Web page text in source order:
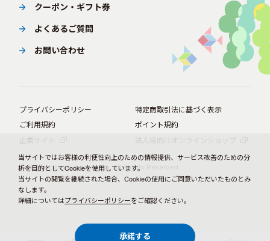
クーポン・ギフト券
よくあるご質問
お問い合わせ
プライバシーポリシー
特定商取引法に基づく表示
ご利用規約
ポイント規約
© BørneLund Corporation. All Rights Reserved.
当サイトではお客様の利便性向上のための情報提供、サービス改善のための分
析を目的としてCookieを使用しています。
当サイトの閲覧を継続された場合、Cookieの使用にご同意いただいたものとみ
なします。
詳細についてはプライバシーポリシーをご確認ください。
承諾する